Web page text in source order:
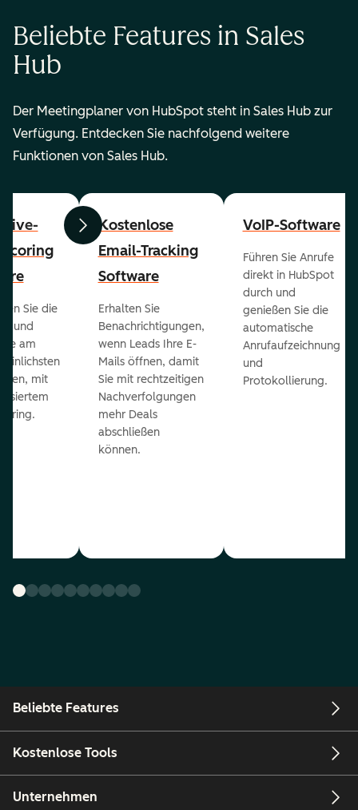
Beliebte Features in Sales
Hub
Der Meetingplaner von HubSpot steht in Sales Hub zur
Verfügung. Entdecken Sie nachfolgend weitere
Funktionen von Sales Hub.
ZurückWeiter
Sie die
und
am
mit
Kostenlose
Email-Tracking
Software
Erhalten Sie
Benachrichtigungen,
wenn Leads Ihre E-
Mails öffnen, damit
Sie mit rechtzeitigen
Nachverfolgungen
mehr Deals
abschließen
können.
VoIP-Software
Führen Sie Anrufe
direkt in HubSpot
durch und
genießen Sie die
automatische
Anrufaufzeichnung
und
Protokollierung.
Beliebte Features
Kostenlose Tools
Unternehmen